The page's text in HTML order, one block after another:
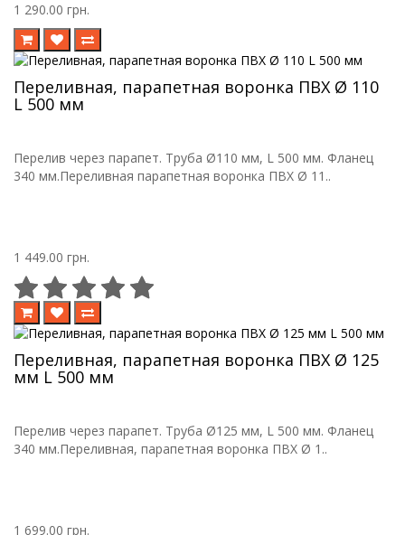
1 290.00 грн.
Переливная, парапетная воронка ПВХ Ø 110
L 500 мм
Перелив через парапет. Труба Ø110 мм, L 500 мм. Фланец
340 мм.Переливная парапетная воронка ПВХ Ø 11..
1 449.00 грн.
Переливная, парапетная воронка ПВХ Ø 125
мм L 500 мм
Перелив через парапет. Труба Ø125 мм, L 500 мм. Фланец
340 мм.Переливная, парапетная воронка ПВХ Ø 1..
1 699.00 грн.